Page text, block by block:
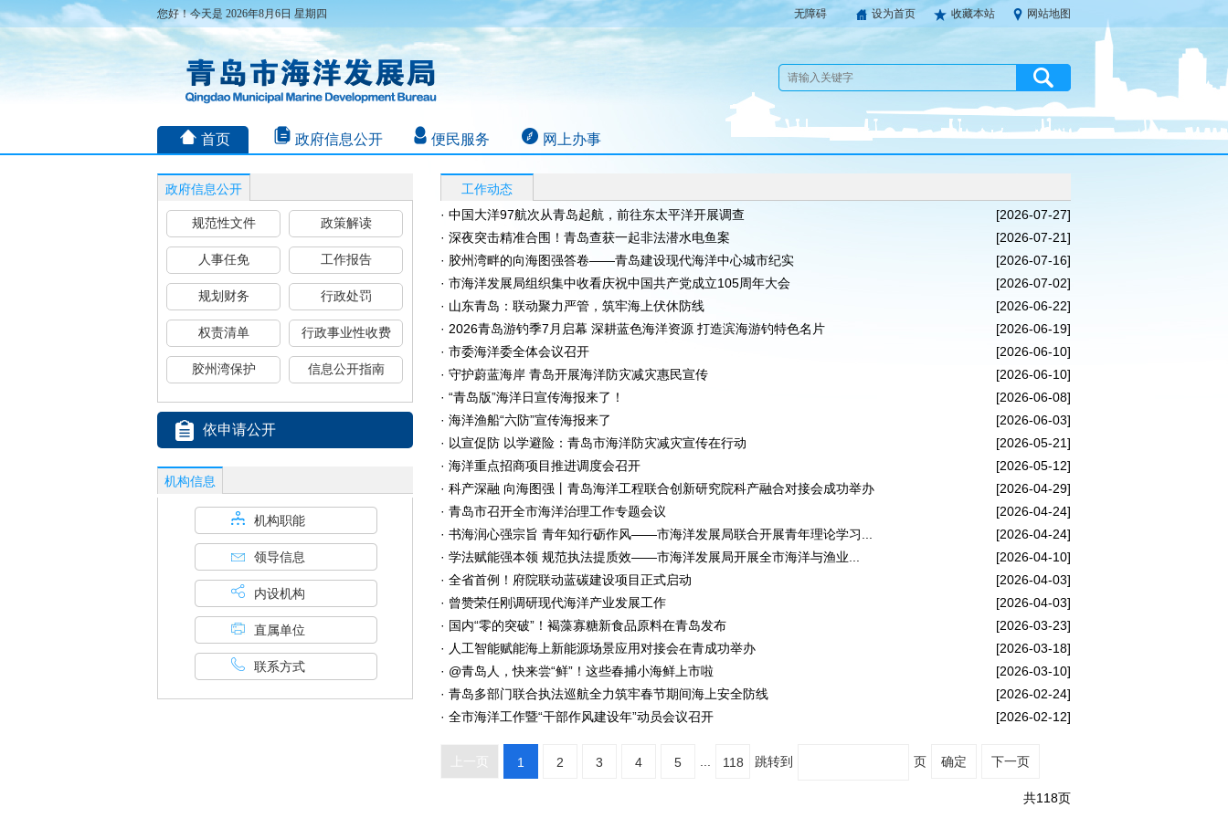
您好！今天是 2026年8月6日 星期四 无障碍 设为首页 收藏本站 网站地图
首页 政府信息公开 便民服务 网上办事
政府信息公开
规范性文件 政策解读
人事任免 工作报告
规划财务 行政处罚
权责清单 行政事业性收费
胶州湾保护 信息公开指南
依申请公开
机构信息
机构职能
领导信息
内设机构
直属单位
联系方式
工作动态
· 中国大洋97航次从青岛起航，前往东太平洋开展调查
[2026-07-27]
· 深夜突击精准合围！青岛查获一起非法潜水电鱼案
[2026-07-21]
· 胶州湾畔的向海图强答卷——青岛建设现代海洋中心城市纪实
[2026-07-16]
· 市海洋发展局组织集中收看庆祝中国共产党成立105周年大会
[2026-07-02]
· 山东青岛：联动聚力严管，筑牢海上伏休防线
[2026-06-22]
· 2026青岛游钓季7月启幕 深耕蓝色海洋资源 打造滨海游钓特色名片
[2026-06-19]
· 市委海洋委全体会议召开
[2026-06-10]
· 守护蔚蓝海岸 青岛开展海洋防灾减灾惠民宣传
[2026-06-10]
· “青岛版”海洋日宣传海报来了！
[2026-06-08]
· 海洋渔船“六防”宣传海报来了
[2026-06-03]
· 以宣促防 以学避险：青岛市海洋防灾减灾宣传在行动
[2026-05-21]
· 海洋重点招商项目推进调度会召开
[2026-05-12]
· 科产深融 向海图强丨青岛海洋工程联合创新研究院科产融合对接会成功举办
[2026-04-29]
· 青岛市召开全市海洋治理工作专题会议
[2026-04-24]
· 书海润心强宗旨 青年知行砺作风——市海洋发展局联合开展青年理论学习...
[2026-04-24]
· 学法赋能强本领 规范执法提质效——市海洋发展局开展全市海洋与渔业...
[2026-04-10]
· 全省首例！府院联动蓝碳建设项目正式启动
[2026-04-03]
· 曾赞荣任刚调研现代海洋产业发展工作
[2026-04-03]
· 国内“零的突破”！褐藻寡糖新食品原料在青岛发布
[2026-03-23]
· 人工智能赋能海上新能源场景应用对接会在青成功举办
[2026-03-18]
· @青岛人，快来尝“鲜”！这些春捕小海鲜上市啦
[2026-03-10]
· 青岛多部门联合执法巡航全力筑牢春节期间海上安全防线
[2026-02-24]
· 全市海洋工作暨“干部作风建设年”动员会议召开
[2026-02-12]
上一页 1 2 3 4 5 118 跳转到 页 确定 下一页
共118页